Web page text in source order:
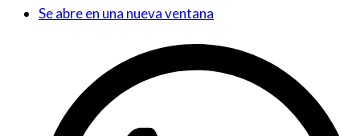
Se abre en una nueva ventana